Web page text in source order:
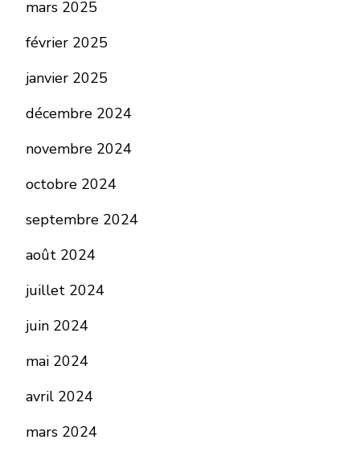
mars 2025
février 2025
janvier 2025
décembre 2024
novembre 2024
octobre 2024
septembre 2024
août 2024
juillet 2024
juin 2024
mai 2024
avril 2024
mars 2024